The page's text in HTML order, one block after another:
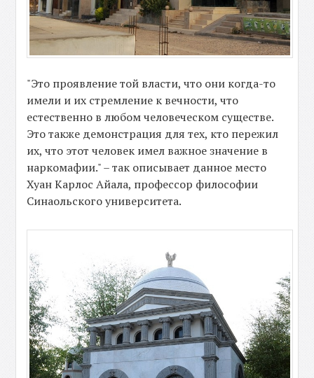
"Это проявление той власти, что они когда-то
имели и их стремление к вечности, что
естественно в любом человеческом существе.
Это также демонстрация для тех, кто пережил
их, что этот человек имел важное значение в
наркомафии." – так описывает данное место
Хуан Карлос Айала, профессор философии
Синаольского университета.